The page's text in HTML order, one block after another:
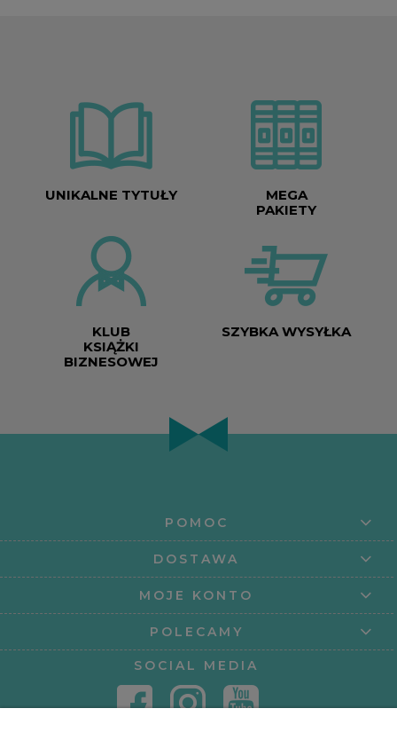
UNIKALNE TYTUŁY
MEGA
PAKIETY
KLUB
KSIĄŻKI
BIZNESOWEJ
SZYBKA WYSYŁKA
POMOC
DOSTAWA
MOJE KONTO
POLECAMY
SOCIAL MEDIA